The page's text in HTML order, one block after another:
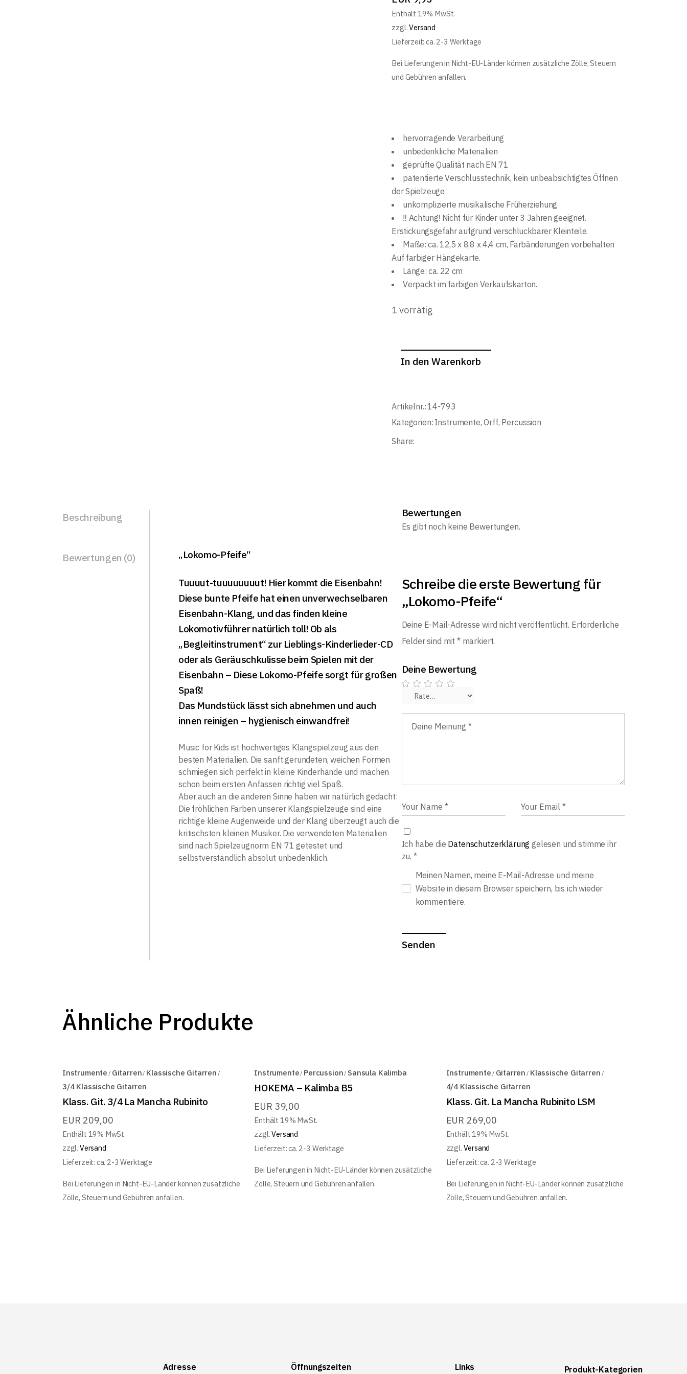
Enthält 19% MwSt.
zzgl.Versand
Lieferzeit: ca. 2-3 Werktage
Bei Lieferungen in Nicht-EU-Länder können zusätzliche Zölle, Steuern
und Gebühren anfallen.
hervorragende Verarbeitung
unbedenkliche Materialien
geprüfte Qualität nach EN 71
patentierte Verschlusstechnik, kein unbeabsichtigtes Öffnen
der Spielzeuge
unkomplizierte musikalische Früherziehung
‼ Achtung! Nicht für Kinder unter 3 Jahren geeignet.
Erstickungsgefahr aufgrund verschluckbarer Kleinteile.
Maße: ca. 12,5 x 8,8 x 4,4 cm, Farbänderungen vorbehalten
Auf farbiger Hängekarte.
Länge: ca. 22 cm
Verpackt im farbigen Verkaufskarton.
1 vorrätig
In den Warenkorb
Artikelnr.:14-793
Kategorien: Instrumente,Orff, Percussion
Share:
Beschreibung
Bewertungen (0) „Lokomo-Pfeife“
Tuuuut-tuuuuuuuut! Hier kommt die Eisenbahn!
Diese bunte Pfeife hat einen unverwechselbaren
Eisenbahn-Klang, und das finden kleine
Lokomotivführer natürlich toll! Ob als
„Begleitinstrument“ zur Lieblings-Kinderlieder-CD
oder als Geräuschkulisse beim Spielen mit der
Eisenbahn – Diese Lokomo-Pfeife sorgt für großen
Spaß!
Das Mundstück lässt sich abnehmen und auch
innen reinigen – hygienisch einwandfrei!
Music for Kids ist hochwertiges Klangspielzeug aus den
besten Materialien. Die sanft gerundeten, weichen Formen
schmiegen sich perfekt in kleine Kinderhände und machen
schon beim ersten Anfassen richtig viel Spaß.
Aber auch an die anderen Sinne haben wir natürlich gedacht:
Die fröhlichen Farben unserer Klangspielzeuge sind eine
richtige kleine Augenweide und der Klang überzeugt auch die
kritischsten kleinen Musiker. Die verwendeten Materialien
sind nach Spielzeugnorm EN 71 getestet und
selbstverständlich absolut unbedenklich.
Bewertungen
Es gibt noch keine Bewertungen.
Schreibe die erste Bewertung für
„Lokomo-Pfeife“
Deine E-Mail-Adresse wird nicht veröffentlicht. Erforderliche
Felder sind mit *markiert.
Deine Bewertung
Ich habe die Datenschutzerklärung gelesen und stimme ihr
zu. *
Meinen Namen, meine E-Mail-Adresse und meine
Website in diesem Browser speichern, bis ich wieder
kommentiere.
Senden
Ähnliche Produkte
Instrumente Gitarren Klassische Gitarren
3/4 Klassische Gitarren
Klass. Git. 3/4 La Mancha Rubinito
EUR 209,00
Enthält 19% MwSt.
zzgl. Versand
Lieferzeit: ca. 2-3 Werktage
Bei Lieferungen in Nicht-EU-Länder können zusätzliche
Zölle, Steuern und Gebühren anfallen.
Instrumente Percussion Sansula Kalimba
HOKEMA – Kalimba B5
EUR 39,00
Enthält 19% MwSt.
zzgl.Versand
Lieferzeit: ca. 2-3 Werktage
Bei Lieferungen in Nicht-EU-Länder können zusätzliche
Zölle, Steuern und Gebühren anfallen.
Instrumente Gitarren Klassische Gitarren
4/4 Klassische Gitarren
Klass. Git. La Mancha Rubinito LSM
EUR 269,00
Enthält 19% MwSt.
zzgl. Versand
Lieferzeit: ca. 2-3 Werktage
Bei Lieferungen in Nicht-EU-Länder können zusätzliche
Zölle, Steuern und Gebühren anfallen.
Adresse Öffnungszeiten Links Produkt-Kategorien